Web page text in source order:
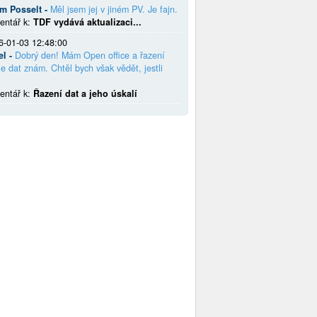
Posselt - Měl jsem jej v jiném PV. Je fajn.
k: TDF vydává aktualizaci...
01-03 12:48:00
- Dobrý den! Mám Open office a řazení
dat znám. Chtěl bych však vědět, jestli
k: Řazení dat a jeho úskalí